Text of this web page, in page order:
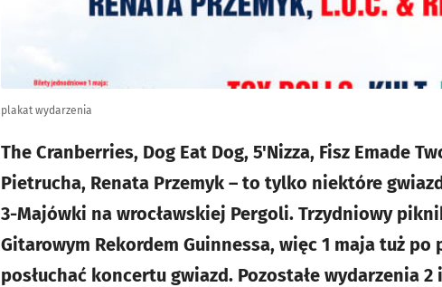
plakat wydarzenia
The Cranberries, Dog Eat Dog, 5'Nizza, Fisz Emade
Pietrucha, Renata Przemyk – to tylko niektóre
3-Majówki na wrocławskiej Pergoli. Trzydniowy
Gitarowym Rekordem Guinnessa, więc 1 maja tuż
posłuchać koncertu gwiazd. Pozostałe wydarzenia 2